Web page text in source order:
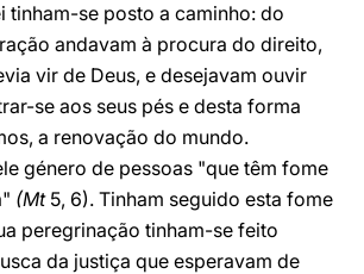
tinham-se posto a caminho: do
andavam à procura do direito,
vir de Deus, e desejavam ouvir
se aos seus pés e desta forma
a renovação do mundo.
género de pessoas "que têm fome
(Mt 5, 6). Tinham seguido esta fome
peregrinação tinham-se feito
da justiça que esperavam de